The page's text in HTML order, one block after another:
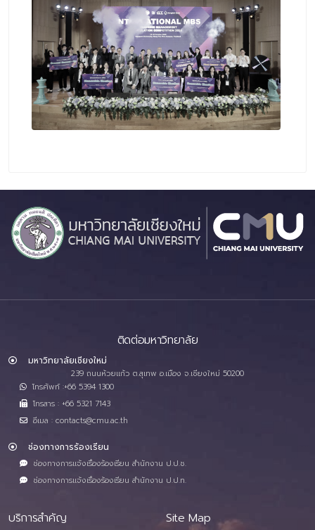
ติดต่อมหาวิทยาลัย
มหาวิทยาลัยเชียงใหม่
239 ถนนห้วยแก้ว ต.สุเทพ อ.เมือง จ.เชียงใหม่ 50200
โทรศัพท์ :+66 5394 1300
โทรสาร : +66 5321 7143
อีเมล : contacts@cmu.ac.th
ช่องทางการร้องเรียน
ช่องทางการแจ้งเรื่องร้องเรียน สำนักงาน ป.ป.ช.
ช่องทางการแจ้งเรื่องร้องเรียน สำนักงาน ป.ป.ท.
บริการสำคัญ Site Map